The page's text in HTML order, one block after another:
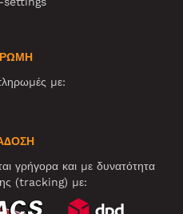
με:
γρήγορα και με δυνατότητα
(tracking) με: